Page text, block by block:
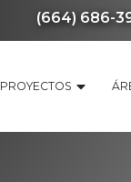
(664) 686-
PROYECTOS